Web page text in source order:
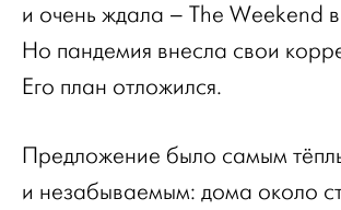
и очень ждала – The Weekend
Но пандемия внесла свои
Его план отложился.
Предложение было самым
и незабываемым: дома около